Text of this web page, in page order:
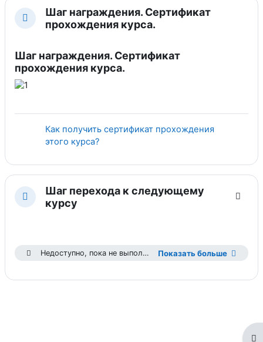
Свернуть
Шаг награждения. Сертификат
прохождения курса.
Шаг награждения. Сертификат
прохождения курса.
Как получить сертификат прохождения
этого курса?Гиперссылка
Свернуть
Шаг перехода к следующему
курсу
Показать больше
Недоступно, пока не выполнены условия: Вы получили больше необходимой оценки